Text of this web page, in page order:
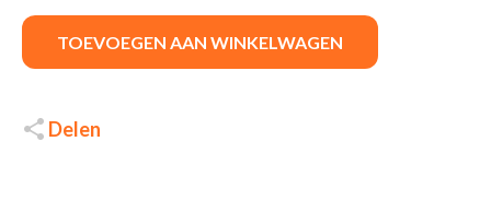
TOEVOEGEN AAN WINKELWAGEN
Delen